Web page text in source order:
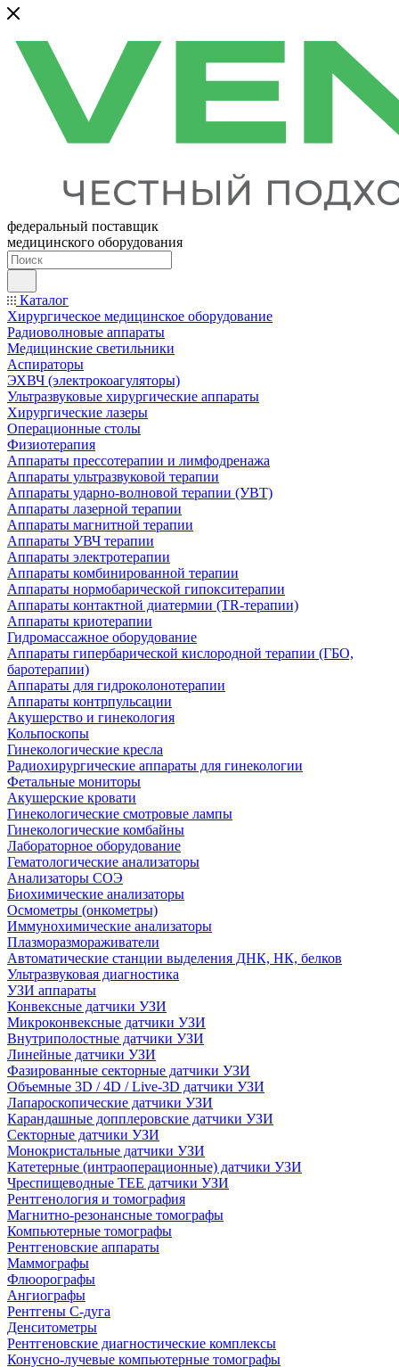
федеральный поставщик
медицинского оборудования
Каталог
Хирургическое медицинское оборудование
Радиоволновые аппараты
Медицинские светильники
Аспираторы
ЭХВЧ (электрокоагуляторы)
Ультразвуковые хирургические аппараты
Хирургические лазеры
Операционные столы
Физиотерапия
Аппараты прессотерапии и лимфодренажа
Аппараты ультразвуковой терапии
Аппараты ударно-волновой терапии (УВТ)
Аппараты лазерной терапии
Аппараты магнитной терапии
Аппараты УВЧ терапии
Аппараты электротерапии
Аппараты комбинированной терапии
Аппараты нормобарической гипокситерапии
Аппараты контактной диатермии (TR-терапии)
Аппараты криотерапии
Гидромассажное оборудование
Аппараты гипербарической кислородной терапии (ГБО,
баротерапии)
Аппараты для гидроколонотерапии
Аппараты контрпульсации
Акушерство и гинекология
Кольпоскопы
Гинекологические кресла
Радиохирургические аппараты для гинекологии
Фетальные мониторы
Акушерские кровати
Гинекологические смотровые лампы
Гинекологические комбайны
Лабораторное оборудование
Гематологические анализаторы
Анализаторы СОЭ
Биохимические анализаторы
Осмометры (онкометры)
Иммунохимические анализаторы
Плазморазмораживатели
Автоматические станции выделения ДНК, НК, белков
Ультразвуковая диагностика
УЗИ аппараты
Конвексные датчики УЗИ
Микроконвексные датчики УЗИ
Внутриполостные датчики УЗИ
Линейные датчики УЗИ
Фазированные секторные датчики УЗИ
Объемные 3D / 4D / Live-3D датчики УЗИ
Лапароскопические датчики УЗИ
Карандашные допплеровские датчики УЗИ
Секторные датчики УЗИ
Монокристальные датчики УЗИ
Катетерные (интраоперационные) датчики УЗИ
Чреспищеводные TEE датчики УЗИ
Рентгенология и томография
Магнитно-резонансные томографы
Компьютерные томографы
Рентгеновские аппараты
Маммографы
Флюорографы
Ангиографы
Рентгены С-дуга
Денситометры
Рентгеновские диагностические комплексы
Конусно-лучевые компьютерные томографы